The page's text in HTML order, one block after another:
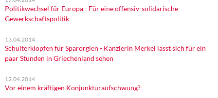
Über mich
Politikwechsel für Europa - Für eine offensiv-solidarische
Gewerkschaftspolitik
13.04.2014
Schulterklopfen für Sparorgien - Kanzlerin Merkel lässt sich für ein
paar Stunden in Griechenland sehen
12.04.2014
Vor einem kräftigen Konjunkturaufschwung?